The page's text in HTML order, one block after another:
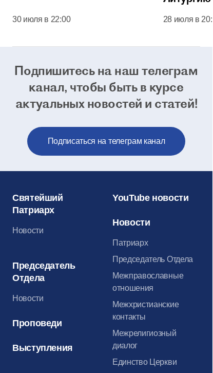
30 июля в 22:00
Кремля
28 июля в
Подпишитесь на наш телеграм
канал, чтобы быть в курсе
актуальных новостей и статей!
Подписаться на телеграм канал
Святейший
Патриарх
Новости
Председатель
Отдела
Новости
Проповеди
Выступления
YouTube новости
Новости
Патриарх
Председатель Отдела
Межправославные
отношения
Межхристианские
контакты
Межрелигиозный
диалог
Единство Церкви